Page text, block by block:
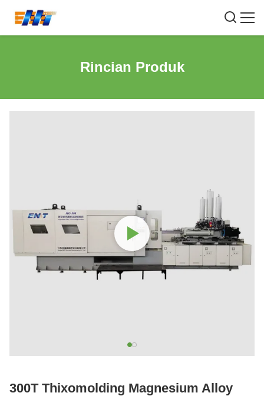
Rincian Produk
300T Thixomolding Magnesium Alloy